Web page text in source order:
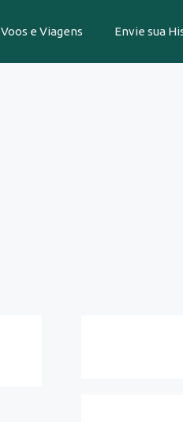
Voos e Viagens Envie sua